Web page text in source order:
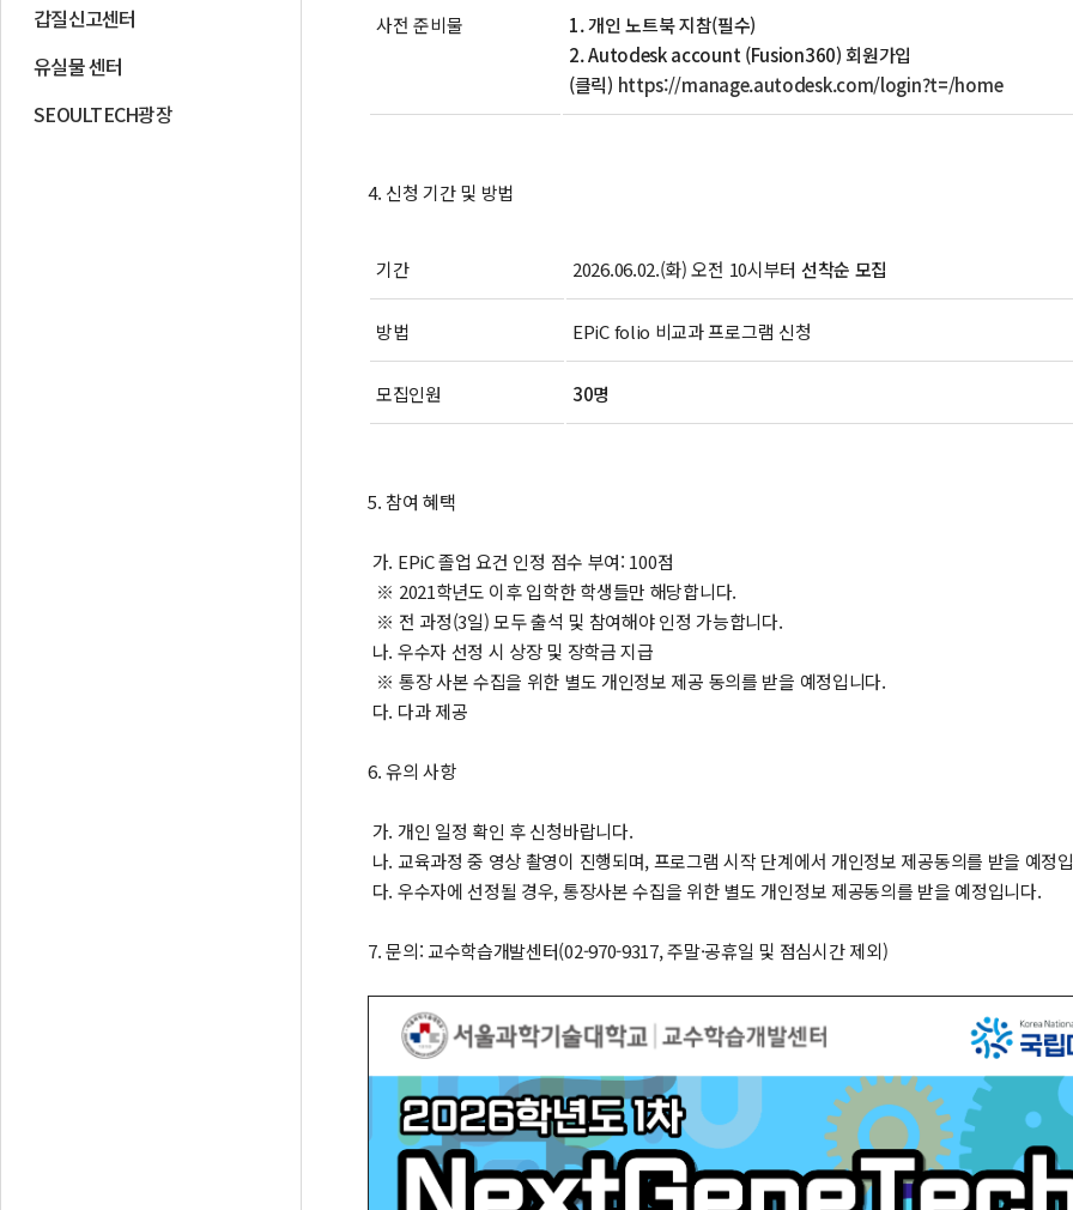
갑질신고센터
유실물 센터
SEOULTECH광장
사전 준비물
1. 개인 노트북 지참(필수)
2. Autodesk account (Fusion360) 회원가입
(클릭) https://manage.autodesk.com/login?t=/home
4. 신청 기간 및 방법
기간 2026.06.02.(화) 오전 10시부터 선착순 모집
방법 EPiC folio 비교과 프로그램 신청
모집인원 30명
5. 참여 혜택
가. EPiC 졸업 요건 인정 점수 부여: 100점
※ 2021학년도 이후 입학한 학생들만 해당합니다.
※ 전 과정(3일) 모두 출석 및 참여해야 인정 가능합니다.
나. 우수자 선정 시 상장 및 장학금 지급
※ 통장 사본 수집을 위한 별도 개인정보 제공 동의를 받을 예정입니다.
다. 다과 제공
6. 유의 사항
가. 개인 일정 확인 후 신청바랍니다.
나. 교육과정 중 영상 촬영이 진행되며, 프로그램 시작 단계에서 개인정보 제공동의를 받을 예정
다. 우수자에 선정될 경우, 통장사본 수집을 위한 별도 개인정보 제공동의를 받을 예정입니다.
7. 문의: 교수학습개발센터(02-970-9317, 주말·공휴일 및 점심시간 제외)